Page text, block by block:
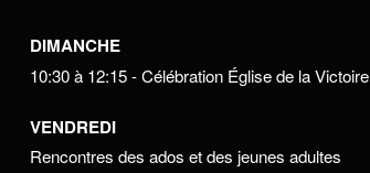
DIMANCHE
10:30 à 12:15 - Célébration Église de la Victoire
VENDREDI
Rencontres des ados et des jeunes adultes